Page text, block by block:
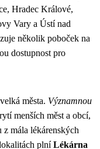
Hradec Králové,
Vary a Ústí nad
několik poboček na
dostupnost pro
města. Významnou
menších měst a obcí,
z mála lékárenských
plníLékárna